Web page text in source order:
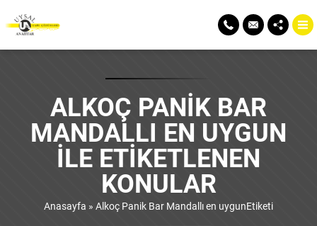
ALKOÇ PANIK BAR
MANDALLI EN UYGUN
ILE ETIKETLENEN
KONULAR
Anasayfa » Alkoç Panik Bar Mandallı en uygunEtiketi